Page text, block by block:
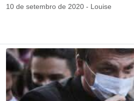
10 de setembro de 2020 - Louise